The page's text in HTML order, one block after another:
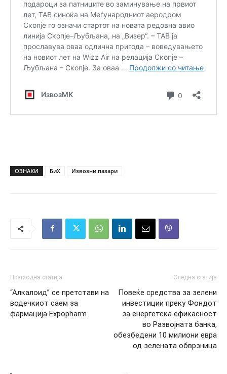
ОЗНАКИ БиХ Извозни пазари
Претходна статија
“Алкалоид” се претстави на
водечкиот саем за
фармација Expopharm
Следна статија
Повеќе средства за зелени
инвестиции преку Фондот
за енергетска ефикасност
во Развојната банка,
обезбедени 10 милиони евра
од зелената обврзница